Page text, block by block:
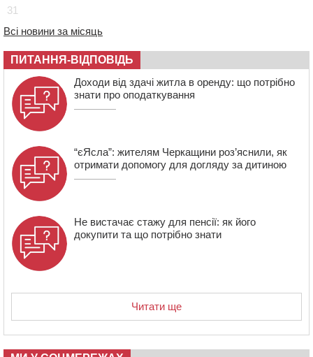
17:30
На Лисянщині проведуть в останню путь
полеглого внаслідок атаки FPV-дрона воїна
16:16 У Дахнівському лісництві екоінспектори натрапили на
незаконне будівництво
15:38
У лікарні померла жінка, яку на пішохідному переході
в Черкаському районі збила автівка
31
Всі новини за місяць
ПИТАННЯ-ВІДПОВІДЬ
Доходи від здачі житла в оренду: що потрібно
знати про оподаткування
“єЯсла”: жителям Черкащини роз’яснили, як
отримати допомогу для догляду за дитиною
Не вистачає стажу для пенсії: як його
докупити та що потрібно знати
Читати ще